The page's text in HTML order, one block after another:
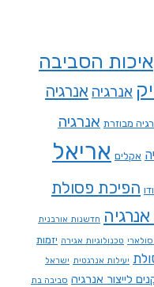
איכות הסביבה
אנרגיה אנרגיה
מבוזרת אנרגיה
אקלים אריאל
הפיכת פסולת
חדשנות אורבנית
טכנולוגיות אגירה יזמות
יעילות אנרגטית ישראל
לייצור אנרגיה סביבה בת